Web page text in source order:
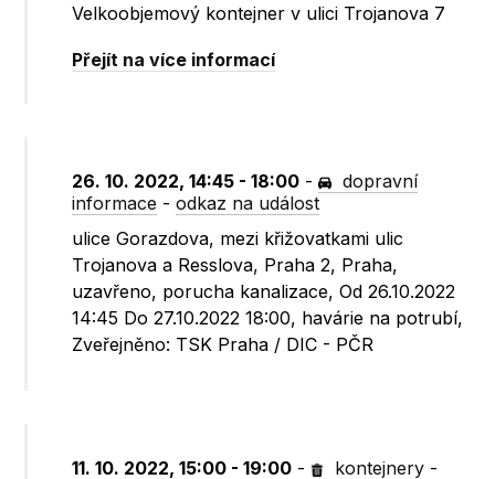
Velkoobjemový kontejner v ulici Trojanova 7
Přejít na více informací
26. 10. 2022, 14:45 - 18:00 -
dopravní
informace -odkaz na událost
ulice Gorazdova, mezi křižovatkami ulic
Trojanova a Resslova, Praha 2, Praha,
uzavřeno, porucha kanalizace, Od 26.10.2022
14:45 Do 27.10.2022 18:00, havárie na potrubí,
Zveřejněno: TSK Praha / DIC - PČR
11. 10. 2022, 15:00 - 19:00 - kontejnery -